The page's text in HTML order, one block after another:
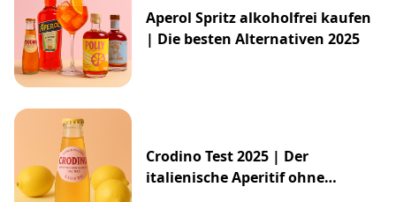
Aperol Spritz alkoholfrei kaufen
| Die besten Alternativen 2025
Crodino Test 2025 | Der
italienische Aperitif ohne